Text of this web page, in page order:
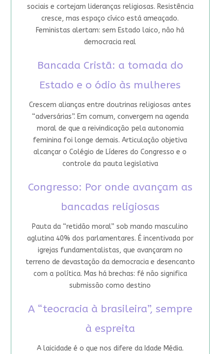
sociais e cortejam lideranças religiosas. Resistência
cresce, mas espaço cívico está ameaçado.
Feministas alertam: sem Estado laico, não há
democracia real
Bancada Cristã: a tomada do
Estado e o ódio às mulheres
Crescem alianças entre doutrinas religiosas antes
“adversárias”. Em comum, convergem na agenda
moral de que a reivindicação pela autonomia
feminina foi longe demais. Articulação objetiva
alcançar o Colégio de Líderes do Congresso e o
controle da pauta legislativa
Congresso: Por onde avançam as
bancadas religiosas
Pauta da “retidão moral” sob mando masculino
aglutina 40% dos parlamentares. É incentivada por
igrejas fundamentalistas, que avançaram no
terreno de devastação da democracia e desencanto
com a política. Mas há brechas: fé não significa
submissão como destino
A “teocracia à brasileira”, sempre
à espreita
A laicidade é o que nos difere da Idade Média.